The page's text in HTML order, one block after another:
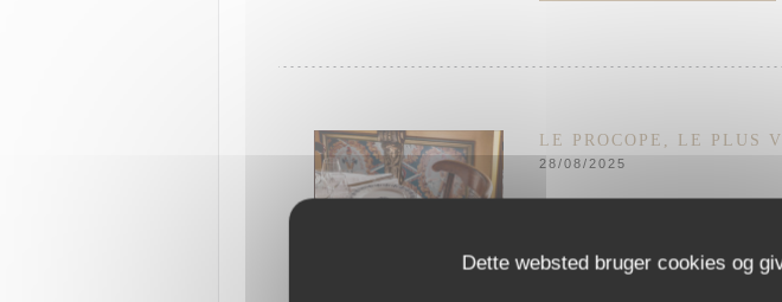
Dette websted bruger cookies og
LE PROCOPE, LE PLUS
28/08/2025
les plus anciens de la